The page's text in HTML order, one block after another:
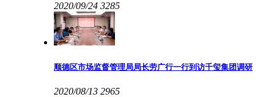
2020/09/24 3285
顺德区市场监督管理局局长劳广行一行到访千玺集团调研
2020/08/13 2965